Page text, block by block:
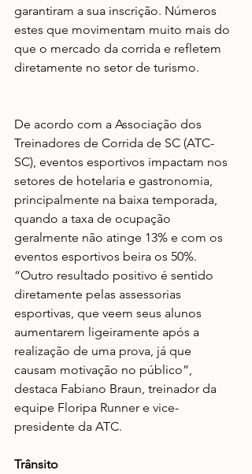
garantiram a sua inscrição. Números
estes que movimentam muito mais do
que o mercado da corrida e refletem
diretamente no setor de turismo.
De acordo com a Associação dos
Treinadores de Corrida de SC (ATC-
SC), eventos esportivos impactam nos
setores de hotelaria e gastronomia,
principalmente na baixa temporada,
quando a taxa de ocupação
geralmente não atinge 13% e com os
eventos esportivos beira os 50%.
“Outro resultado positivo é sentido
diretamente pelas assessorias
esportivas, que veem seus alunos
aumentarem ligeiramente após a
realização de uma prova, já que
causam motivação no público”,
destaca Fabiano Braun, treinador da
equipe Floripa Runner e vice-
presidente da ATC.
Trânsito